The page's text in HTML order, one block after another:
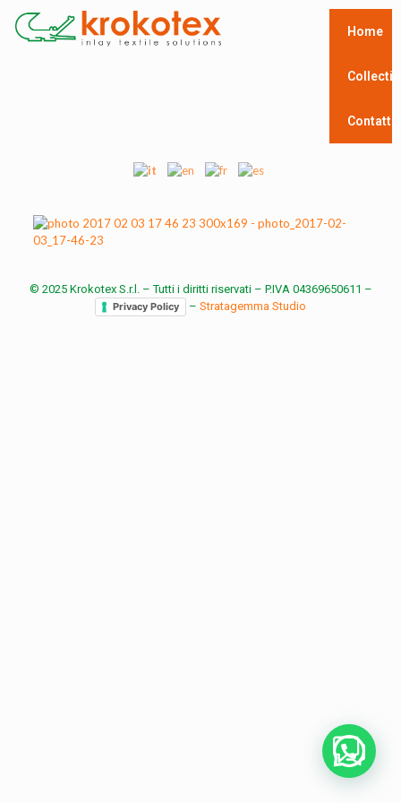
Home
Contatti
© 2025 Krokotex S.r.l. – Tutti i diritti riservati – P.IVA 04369650611 –
Privacy Policy – Stratagemma Studio